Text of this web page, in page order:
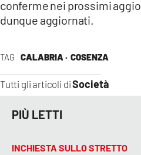
TAG CALABRIA · COSENZA
Tutti gli articoli diSocietà
conferme nei prossimi
dunque aggiornati.
PIÙ LETTI
INCHIESTA SULLO STRETTO